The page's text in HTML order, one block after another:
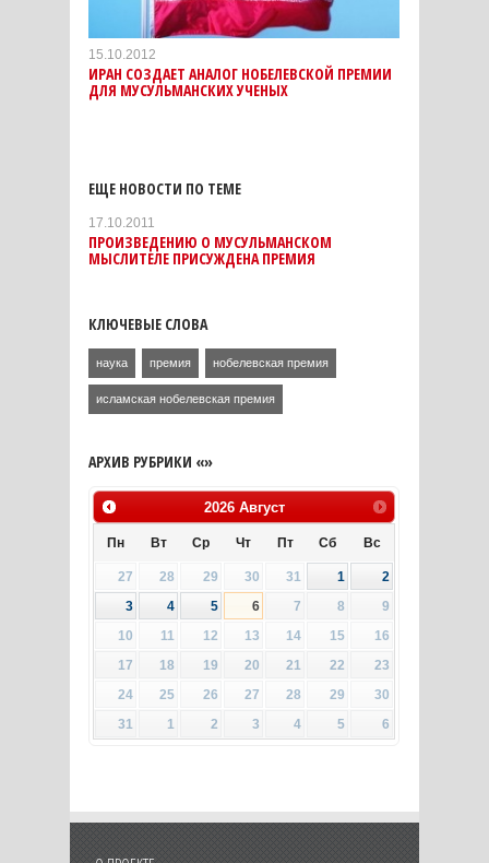
15.10.2012
ИРАН СОЗДАЕТ АНАЛОГ НОБЕЛЕВСКОЙ ПРЕМИИ
ДЛЯ МУСУЛЬМАНСКИХ УЧЕНЫХ
ЕЩЕ НОВОСТИ ПО ТЕМЕ
17.10.2011
ПРОИЗВЕДЕНИЮ О МУСУЛЬМАНСКОМ
МЫСЛИТЕЛЕ ПРИСУЖДЕНА ПРЕМИЯ
КЛЮЧЕВЫЕ СЛОВА
наука премия нобелевская премия
исламская нобелевская премия
АРХИВ РУБРИКИ «»
2026 Август
Пн Вт Ср Чт Пт Сб Вс
27 28 29 30 31 1
2
3
4 5 6 7 8
9
10
11 12 13 14 15
16
17
18 19 20 21 22
23
24
25 26 27 28 29
30
31
1 2 3 4 5 6